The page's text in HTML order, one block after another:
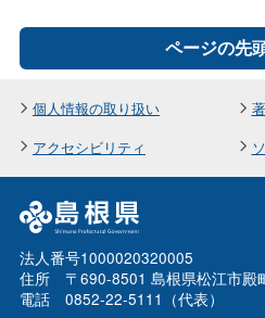
ページの先
個人情報の取り扱い
アクセシビリティ
法人番号1000020320005
住所 〒690-8501 島根県松江市殿
電話 0852-22-5111（代表）